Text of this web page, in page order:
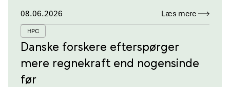
08.06.2026 Læs mere
HPC
Danske forskere efterspørger
mere regnekraft end nogensinde
før